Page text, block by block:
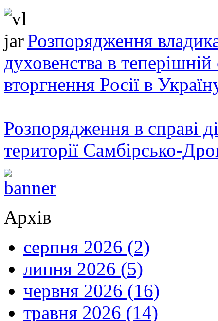
Розпорядження
духовенства в теперішній
вторгнення Росії в
Розпорядження в справі
території Самбірсько-
Архів
серпня 2026 (2)
липня 2026 (5)
червня 2026 (16)
травня 2026 (14)